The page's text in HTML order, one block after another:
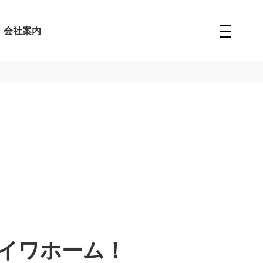
会社案内
ワホーム！